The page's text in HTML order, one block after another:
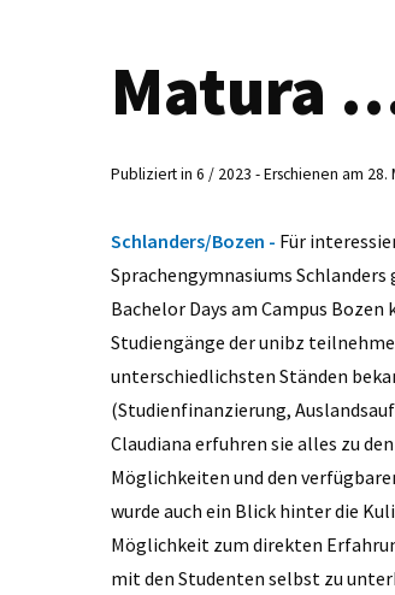
Matura
Publiziert in 6 / 2023 - Erschienen am 28.
Schlanders/Bozen - Für
Sprachengymnasiums Schlanders
Bachelor Days am Campus
Studiengänge der unibz
unterschiedlichsten Ständen
(Studienfinanzierung,
Claudiana erfuhren sie alles zu
Möglichkeiten und den
wurde auch ein Blick hinter die
Möglichkeit zum direkten
mit den Studenten selbst zu